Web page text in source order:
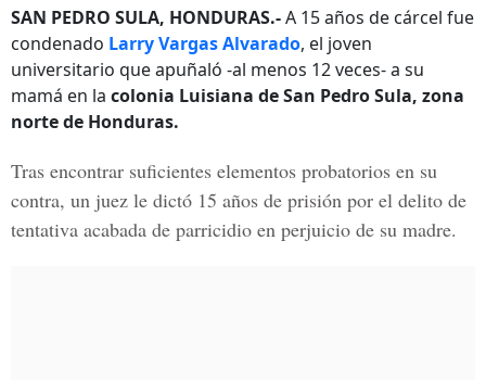
SAN PEDRO SULA, HONDURAS.-A 15 años de cárcel fue
condenado Larry Vargas Alvarado, el joven
universitario que apuñaló -al menos 12 veces- a su
mamá en la colonia Luisiana de San Pedro Sula, zona
norte de Honduras.
Tras encontrar suficientes elementos probatorios en su
contra, un juez le dictó 15 años de prisión por el delito de
tentativa acabada de parricidio en perjuicio de su madre.